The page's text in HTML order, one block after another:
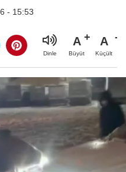
- 15:53
Dinle
A
Büyüt
A
Küçült